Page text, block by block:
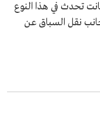
تحدث في هذا النوع
نقل السباق عن